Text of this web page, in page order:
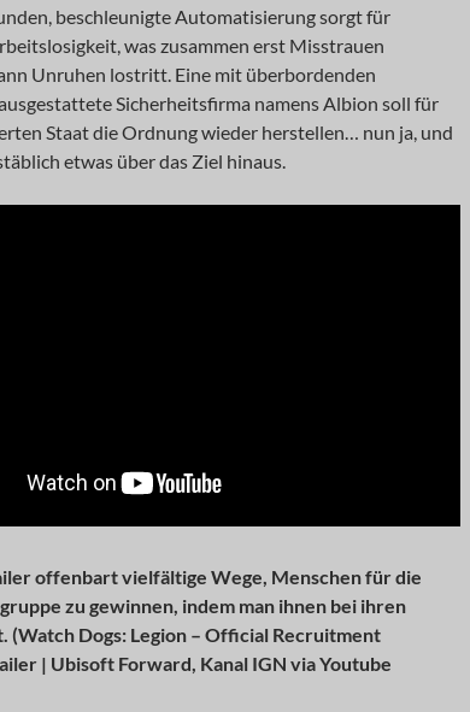
beschleunigte Automatisierung sorgt für
was zusammen erst Misstrauen
Unruhen lostritt. Eine mit überbordenden
Sicherheitsfirma namens Albion soll für
Staat die Ordnung wieder herstellen… nun ja, und
etwas über das Ziel hinaus.
offenbart vielfältige Wege, Menschen für die
zu gewinnen, indem man ihnen bei ihren
(Watch Dogs: Legion – Official Recruitment
| Ubisoft Forward, Kanal IGN via Youtube